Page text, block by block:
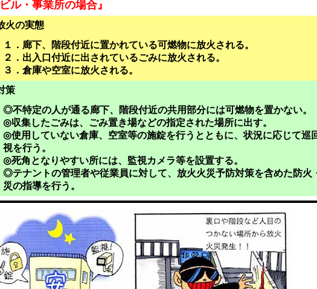
ル・事業所の場合』
火の実態
１．廊下、階段付近に置かれている可燃物に放火される。
２．出入口付近に出されているごみに放火される。
３．倉庫や空室に放火される。
策
◎不特定の人が通る廊下、階段付近の共用部分には可燃物を置かない。
◎収集したごみは、ごみ置き場などの指定された場所に出す。
◎使用していない倉庫、空室等の施錠を行うとともに、状況に応じて巡
視を行う。
◎死角となりやすい所には、監視カメラ等を設置する。
◎テナントの管理者や従業員に対して、放火火災予防対策を含めた防火
災の指導を行う。